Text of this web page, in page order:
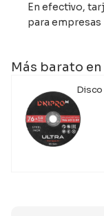
En efectivo,
para empresas
Más barato
Disco